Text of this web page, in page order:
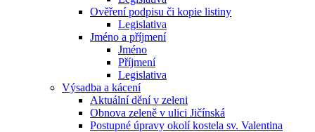
Ověření podpisu či kopie listiny
Legislativa
Jméno a příjmení
Jméno
Příjmení
Legislativa
Výsadba a kácení
Aktuální dění v zeleni
Obnova zeleně v ulici Jičínská
Postupné úpravy okolí kostela sv. Valentina